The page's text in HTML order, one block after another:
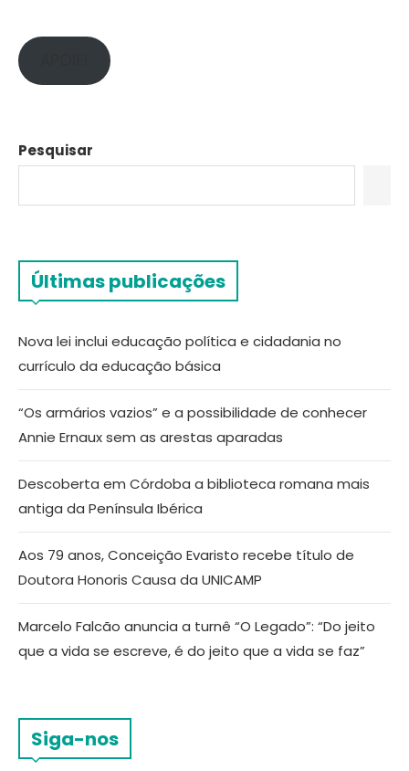
Pesquisar
Últimas publicações
Nova lei inclui educação política e cidadania no
currículo da educação básica
“Os armários vazios” e a possibilidade de conhecer
Annie Ernaux sem as arestas aparadas
Descoberta em Córdoba a biblioteca romana mais
antiga da Península Ibérica
Aos 79 anos, Conceição Evaristo recebe título de
Doutora Honoris Causa da UNICAMP
Marcelo Falcão anuncia a turnê “O Legado”: “Do jeito
que a vida se escreve, é do jeito que a vida se faz”
Siga-nos